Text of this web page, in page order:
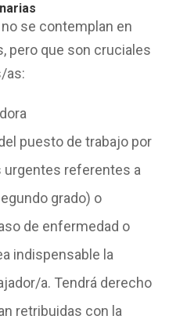
se contemplan en
pero que son cruciales
as:
puesto de trabajopor
referentes a
grado) o
de enfermedad o
indispensable la
a. Tendrá derecho
retribuidas con la